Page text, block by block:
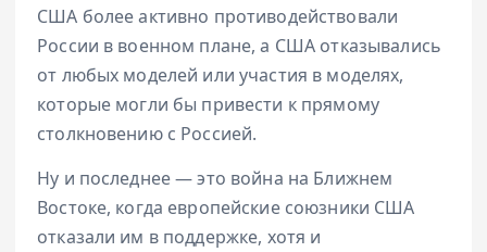
США более активно противодействовали
России в военном плане, а США отказывались
от любых моделей или участия в моделях,
которые могли бы привести к прямому
столкновению с Россией.
Ну и последнее — это война на Ближнем
Востоке, когда европейские союзники США
отказали им в поддержке, хотя и